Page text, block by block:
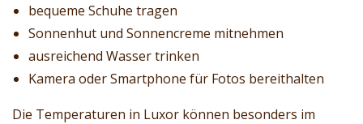
bequeme Schuhe tragen
Sonnenhut und Sonnencreme mitnehmen
ausreichend Wasser trinken
Kamera oder Smartphone für Fotos bereithalten
Die Temperaturen in Luxor können besonders im